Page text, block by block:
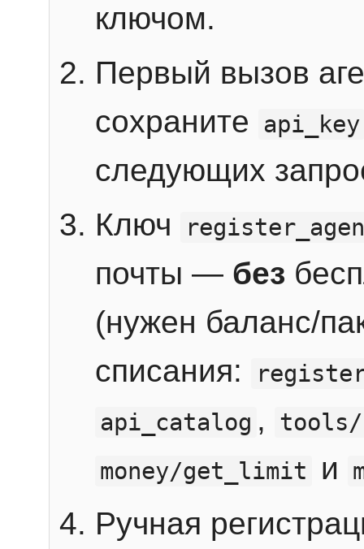
ключом.
Первый вызов
сохраните
api_key
следующих
Ключ
почты — без
(нужен баланс/
списания:
api_catalog ,
money/get_limit
и
Ручная